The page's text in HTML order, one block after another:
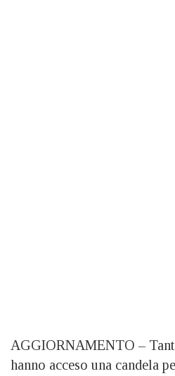
AGGIORNAMENTO –
hanno acceso una candela